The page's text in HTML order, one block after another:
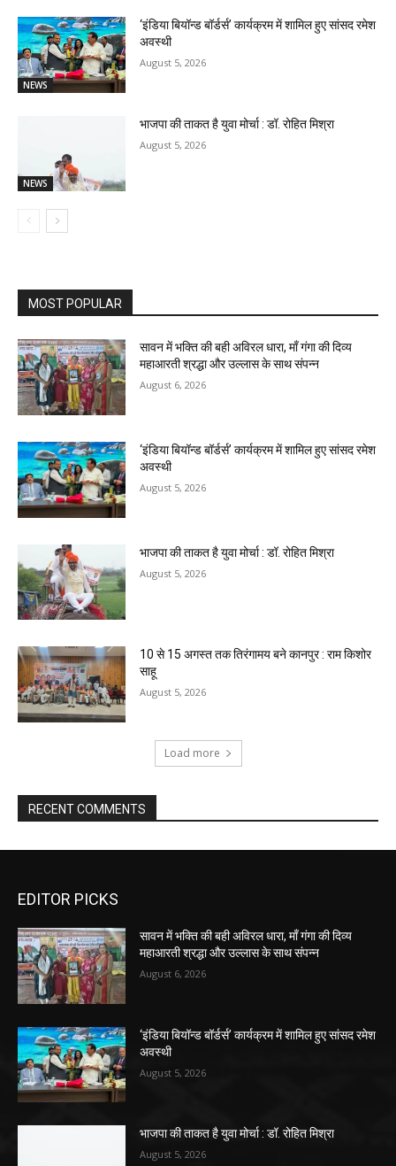
NEWS
‘इंडिया बियॉन्ड बॉर्डर्स’ कार्यक्रम में शामिल हुए सांसद रमेश
अवस्थी
August 5, 2026
NEWS
भाजपा की ताकत है युवा मोर्चा : डॉ. रोहित मिश्रा
August 5, 2026
MOST POPULAR
सावन में भक्ति की बही अविरल धारा, माँ गंगा की दिव्य
महाआरती श्रद्धा और उल्लास के साथ संपन्न
August 6, 2026
‘इंडिया बियॉन्ड बॉर्डर्स’ कार्यक्रम में शामिल हुए सांसद रमेश
अवस्थी
August 5, 2026
भाजपा की ताकत है युवा मोर्चा : डॉ. रोहित मिश्रा
August 5, 2026
10 से 15 अगस्त तक तिरंगामय बने कानपुर : राम किशोर
साहू
August 5, 2026
Load more
RECENT COMMENTS
EDITOR PICKS
सावन में भक्ति की बही अविरल धारा, माँ गंगा की दिव्य
महाआरती श्रद्धा और उल्लास के साथ संपन्न
August 6, 2026
‘इंडिया बियॉन्ड बॉर्डर्स’ कार्यक्रम में शामिल हुए सांसद रमेश
अवस्थी
August 5, 2026
भाजपा की ताकत है युवा मोर्चा : डॉ. रोहित मिश्रा
August 5, 2026